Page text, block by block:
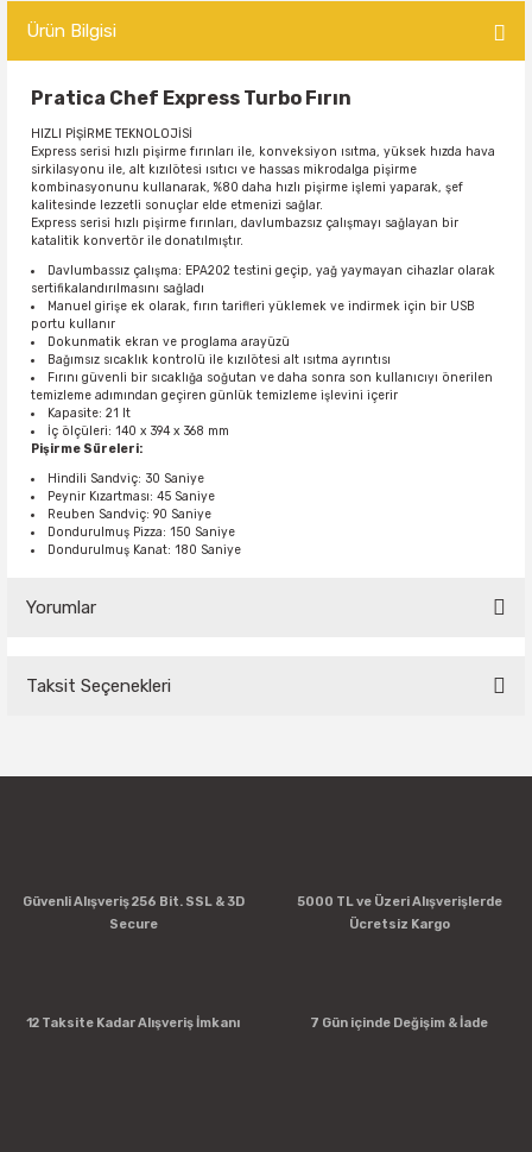
Ürün Bilgisi
Pratica Chef Express Turbo Fırın
HIZLI PİŞİRME TEKNOLOJİSİ
Express serisi hızlı pişirme fırınları ile, konveksiyon ısıtma, yüksek hızda hava
sirkilasyonu ile, alt kızılötesi ısıtıcı ve hassas mikrodalga pişirme
kombinasyonunu kullanarak, %80 daha hızlı pişirme işlemi yaparak, şef
kalitesinde lezzetli sonuçlar elde etmenizi sağlar.
Express serisi hızlı pişirme fırınları, davlumbazsız çalışmayı sağlayan bir
katalitik konvertör ile donatılmıştır.
Davlumbassız çalışma: EPA202 testini geçip, yağ yaymayan cihazlar olarak
sertifikalandırılmasını sağladı
Manuel girişe ek olarak, fırın tarifleri yüklemek ve indirmek için bir USB
portu kullanır
Dokunmatik ekran ve proglama arayüzü
Bağımsız sıcaklık kontrolü ile kızılötesi alt ısıtma ayrıntısı
Fırını güvenli bir sıcaklığa soğutan ve daha sonra son kullanıcıyı önerilen
temizleme adımından geçiren günlük temizleme işlevini içerir
Kapasite: 21 lt
İç ölçüleri: 140 x 394 x 368 mm
Pişirme Süreleri:
Hindili Sandviç: 30 Saniye
Peynir Kızartması: 45 Saniye
Reuben Sandviç: 90 Saniye
Dondurulmuş Pizza: 150 Saniye
Dondurulmuş Kanat: 180 Saniye
Yorumlar
Yorum Yaz
Taksit Seçenekleri
Güvenli Alışveriş 256 Bit. SSL & 3D
Secure
5000 TL ve Üzeri Alışverişlerde
Ücretsiz Kargo
12 Taksite Kadar Alışveriş İmkanı 7 Gün içinde Değişim & İade